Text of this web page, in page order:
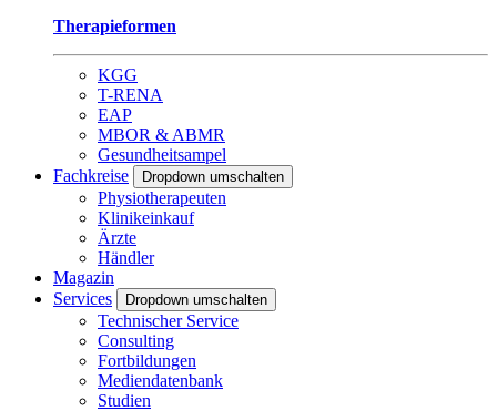
Therapieformen
KGG
T-RENA
EAP
MBOR & ABMR
Gesundheitsampel
Fachkreise
Dropdown umschalten
Physiotherapeuten
Klinikeinkauf
Ärzte
Händler
Magazin
Services
Dropdown umschalten
Technischer Service
Consulting
Fortbildungen
Mediendatenbank
Studien